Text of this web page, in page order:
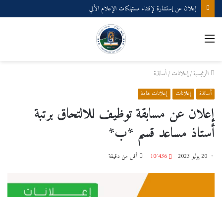
إعلان عن إستشارة لإقتناء مستهلكات الإعلام الألي
القائمة
الرئيسية/إعلانات/أساتذة
أساتذة إعلانات إعلانات هامة
إعلان عن مسابقة توظيف للالتحاق برتبة
أستاذ مساعد قسم *ب*
20 يوليو 2023 10٬436 أقل من دقيقة